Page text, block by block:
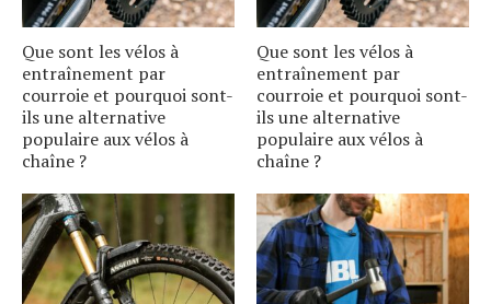
Que sont les vélos à
entraînement par
courroie et pourquoi sont-
ils une alternative
populaire aux vélos à
chaîne ?
Que sont les vélos à
entraînement par
courroie et pourquoi sont-
ils une alternative
populaire aux vélos à
chaîne ?